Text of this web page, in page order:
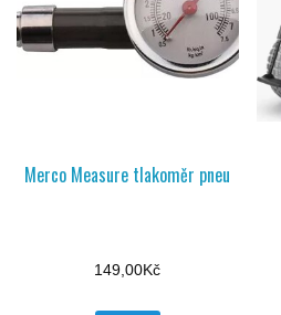
Merco Measure tlakoměr pneu
149,00Kč